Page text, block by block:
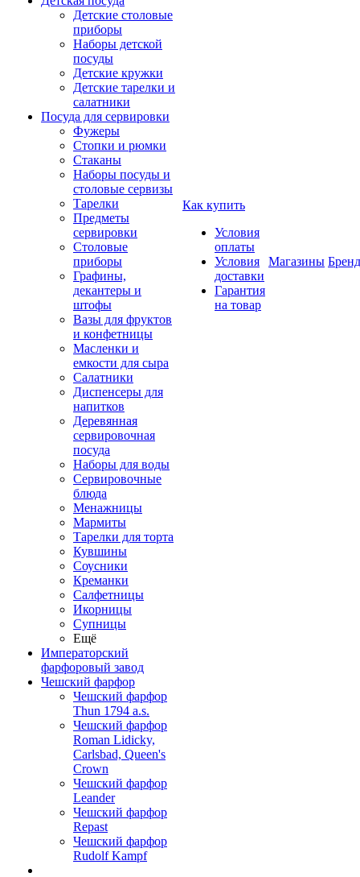
Детские столовые
приборы
Наборы детской
посуды
Детские кружки
Детские тарелки и
салатники
Посуда для сервировки
Фужеры
Стопки и рюмки
Стаканы
Наборы посуды и
столовые сервизы
Тарелки
Предметы
сервировки
Столовые
приборы
Графины,
декантеры и
штофы
Вазы для фруктов
и конфетницы
Масленки и
емкости для сыра
Салатники
Диспенсеры для
напитков
Деревянная
сервировочная
посуда
Наборы для воды
Сервировочные
блюда
Менажницы
Мармиты
Тарелки для торта
Кувшины
Соусники
Креманки
Салфетницы
Икорницы
Супницы
Ещё
Императорский
фарфоровый завод
Чешский фарфор
Чешский фарфор
Thun 1794 a.s.
Чешский фарфор
Roman Lidicky,
Carlsbad, Queen's
Crown
Чешский фарфор
Leander
Чешский фарфор
Repast
Чешский фарфор
Rudolf Kampf
Как купить
Условия
оплаты
Условия
доставки
Гарантия
на товар
Магазины